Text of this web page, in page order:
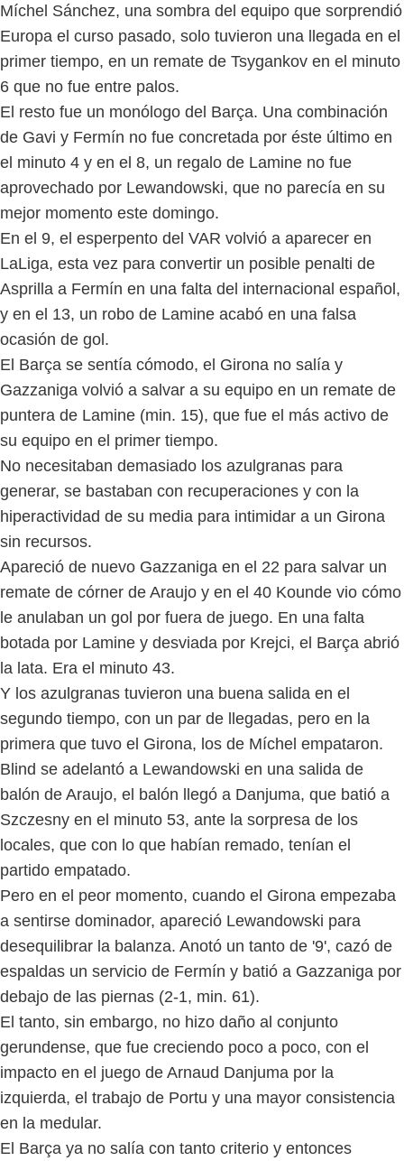
Míchel Sánchez, una sombra del equipo que sorprendió
Europa el curso pasado, solo tuvieron una llegada en el
primer tiempo, en un remate de Tsygankov en el minuto
6 que no fue entre palos.
El resto fue un monólogo del Barça. Una combinación
de Gavi y Fermín no fue concretada por éste último en
el minuto 4 y en el 8, un regalo de Lamine no fue
aprovechado por Lewandowski, que no parecía en su
mejor momento este domingo.
En el 9, el esperpento del VAR volvió a aparecer en
LaLiga, esta vez para convertir un posible penalti de
Asprilla a Fermín en una falta del internacional español,
y en el 13, un robo de Lamine acabó en una falsa
ocasión de gol.
El Barça se sentía cómodo, el Girona no salía y
Gazzaniga volvió a salvar a su equipo en un remate de
puntera de Lamine (min. 15), que fue el más activo de
su equipo en el primer tiempo.
No necesitaban demasiado los azulgranas para
generar, se bastaban con recuperaciones y con la
hiperactividad de su media para intimidar a un Girona
sin recursos.
Apareció de nuevo Gazzaniga en el 22 para salvar un
remate de córner de Araujo y en el 40 Kounde vio cómo
le anulaban un gol por fuera de juego. En una falta
botada por Lamine y desviada por Krejci, el Barça abrió
la lata. Era el minuto 43.
Y los azulgranas tuvieron una buena salida en el
segundo tiempo, con un par de llegadas, pero en la
primera que tuvo el Girona, los de Míchel empataron.
Blind se adelantó a Lewandowski en una salida de
balón de Araujo, el balón llegó a Danjuma, que batió a
Szczesny en el minuto 53, ante la sorpresa de los
locales, que con lo que habían remado, tenían el
partido empatado.
Pero en el peor momento, cuando el Girona empezaba
a sentirse dominador, apareció Lewandowski para
desequilibrar la balanza. Anotó un tanto de '9', cazó de
espaldas un servicio de Fermín y batió a Gazzaniga por
debajo de las piernas (2-1, min. 61).
El tanto, sin embargo, no hizo daño al conjunto
gerundense, que fue creciendo poco a poco, con el
impacto en el juego de Arnaud Danjuma por la
izquierda, el trabajo de Portu y una mayor consistencia
en la medular.
El Barça ya no salía con tanto criterio y entonces